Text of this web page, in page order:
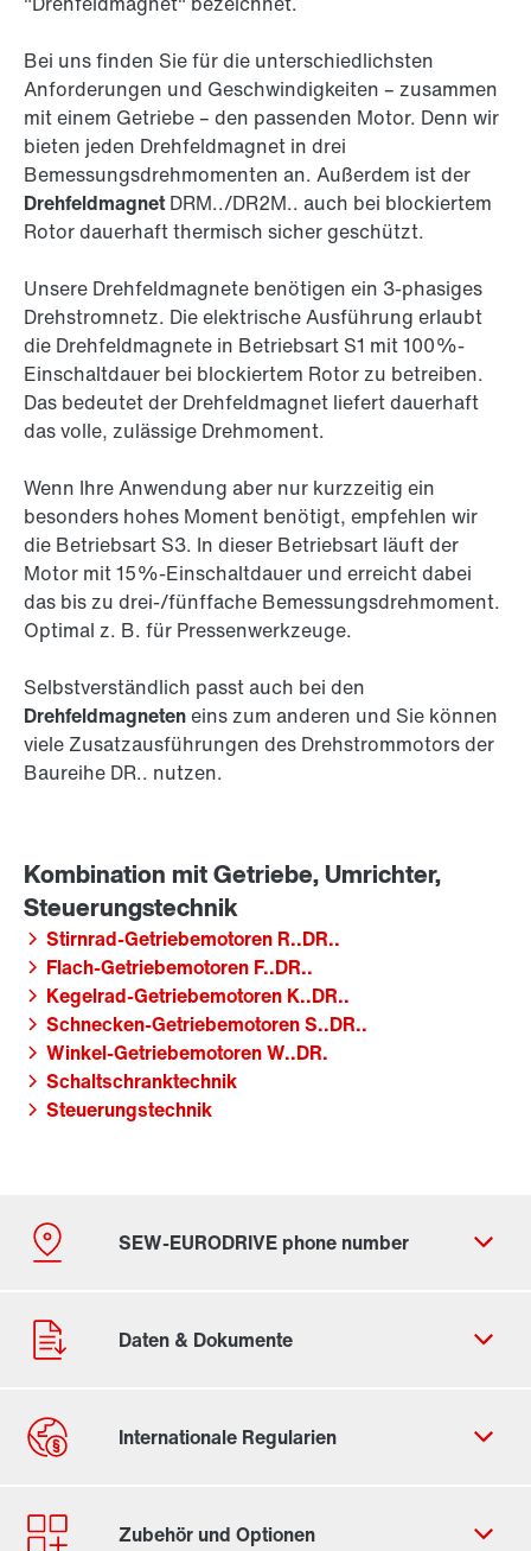
Bei uns finden Sie für die unterschiedlichsten
Anforderungen und Geschwindigkeiten – zusammen
mit einem Getriebe – den passenden Motor. Denn wir
bieten jeden Drehfeldmagnet in drei
Bemessungsdrehmomenten an. Außerdem ist der
DrehfeldmagnetDRM../DR2M.. auch bei blockiertem
Rotor dauerhaft thermisch sicher geschützt.
Unsere Drehfeldmagnete benötigen ein 3-phasiges
Drehstromnetz. Die elektrische Ausführung erlaubt
die Drehfeldmagnete in Betriebsart S1 mit 100%-
Einschaltdauer bei blockiertem Rotor zu betreiben.
Das bedeutet der Drehfeldmagnet liefert dauerhaft
das volle, zulässige Drehmoment.
Wenn Ihre Anwendung aber nur kurzzeitig ein
besonders hohes Moment benötigt, empfehlen wir
die Betriebsart S3. In dieser Betriebsart läuft der
Motor mit 15%-Einschaltdauer und erreicht dabei
das bis zu drei-/fünffache Bemessungsdrehmoment.
Optimal z. B. für Pressenwerkzeuge.
Selbstverständlich passt auch bei den
Drehfeldmagneteneins zum anderen und Sie können
viele Zusatzausführungen des Drehstrommotors der
Baureihe DR.. nutzen.
Stirnrad-Getriebemotoren R..DR..
Flach-Getriebemotoren F..DR..
Kegelrad-Getriebemotoren K..DR..
Schnecken-Getriebemotoren S..DR..
Winkel-Getriebemotoren W..DR.
Schaltschranktechnik
Steuerungstechnik
Durch Aktivierung der PLZ-Suche werden von Google
Datenschutzhinweisen